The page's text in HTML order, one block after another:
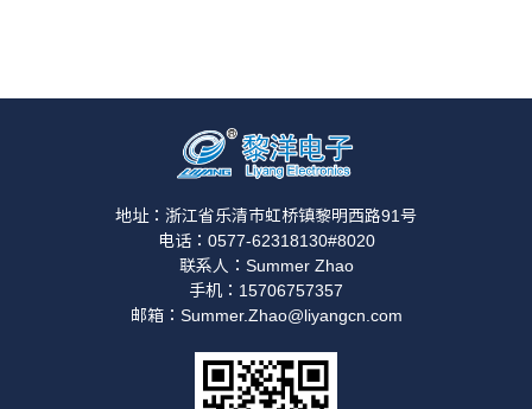
地址：浙江省乐清市虹桥镇黎明西路91号
电话：0577-62318130#8020
联系人：Summer Zhao
手机：15706757357
邮箱：Summer.Zhao@liyangcn.com